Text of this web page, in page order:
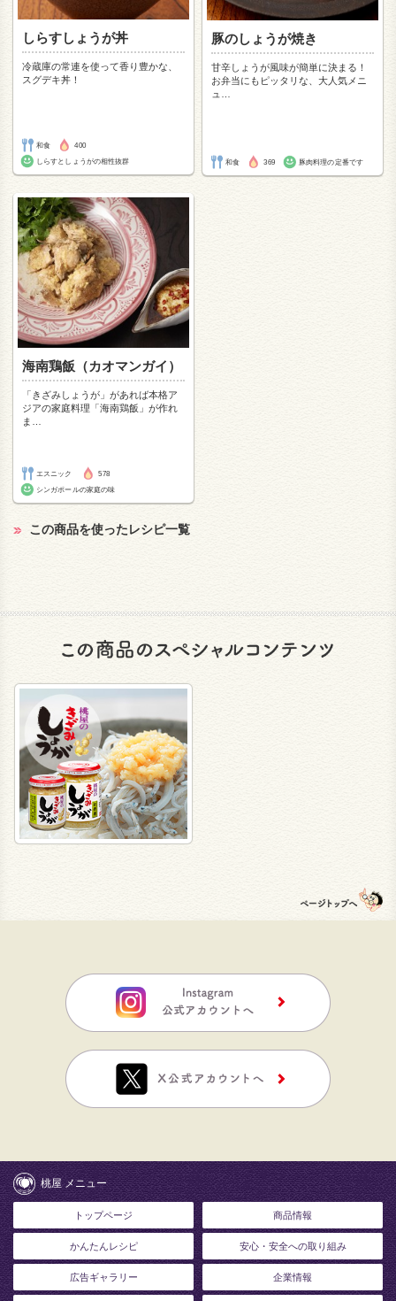
しらすしょうが丼
冷蔵庫の常連を使って香り豊かな、
スグデキ丼！
和食
400
しらすとしょうがの相性抜群
豚のしょうが焼き
甘辛しょうが風味が簡単に決まる！
お弁当にもピッタリな、大人気メニ
ュ
和食 369 豚肉料理の定番です
海南鶏飯（カオマンガイ）
「きざみしょうが」があれば本格ア
ジアの家庭料理「海南鶏飯」が作れ
ま
エスニック
578
シンガポールの家庭の味
この商品を使ったレシピ一覧
桃屋 メニュー
トップページ 商品情報
かんたんレシピ 安心・安全への取り組み
広告ギャラリー 企業情報